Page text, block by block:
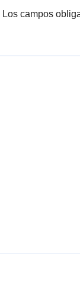
Los campos